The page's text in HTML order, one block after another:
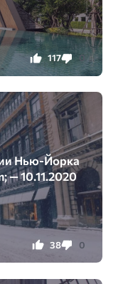
117 0
Нью-Йорка
— 10.11.2020
38 0